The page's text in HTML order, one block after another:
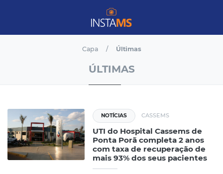
ÚLTIMAS
Capa Últimas
NOTÍCIAS CASSEMS
UTI do Hospital Cassems de
Ponta Porã completa 2 anos
com taxa de recuperação de
mais 93% dos seus pacientes